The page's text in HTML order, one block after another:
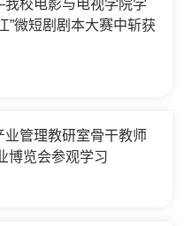
校电影与电视学院学
”微短剧剧本大赛中斩获
管理教研室骨干教师
博览会参观学习